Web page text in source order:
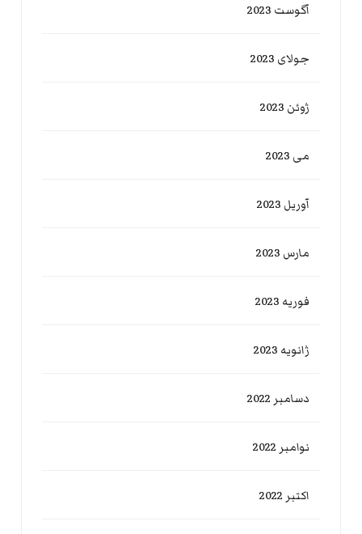
آگوست 2023
جولای 2023
ژوئن 2023
می 2023
آوریل 2023
مارس 2023
فوریه 2023
ژانویه 2023
دسامبر 2022
نوامبر 2022
اکتبر 2022